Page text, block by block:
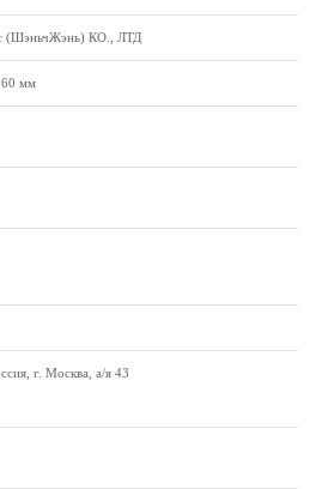
(ШэньчЖэнь) КО., ЛТД
мм
г. Москва, а/я 43